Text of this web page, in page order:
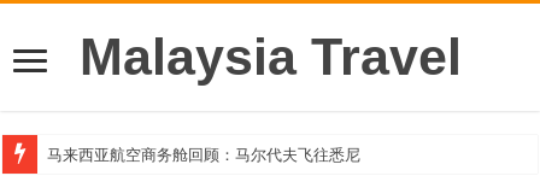
Malaysia Travel
马来西亚航空商务舱回顾：马尔代夫飞往悉尼